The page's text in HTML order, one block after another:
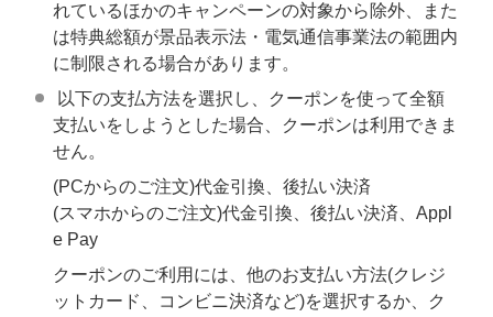
れているほかのキャンペーンの対象から除外、また
は特典総額が景品表示法・電気通信事業法の範囲内
に制限される場合があります。
以下の支払方法を選択し、クーポンを使って全額
支払いをしようとした場合、クーポンは利用できま
せん。
(PCからのご注文)代金引換、後払い決済
(スマホからのご注文)代金引換、後払い決済、Appl
e Pay
クーポンのご利用には、他のお支払い方法(クレジ
ットカード、コンビニ決済など)を選択するか、ク